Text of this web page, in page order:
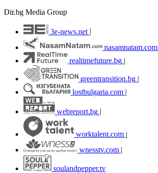
Dir.bg Media Group
3e-news.net
nasamnatam.com
realtimefuture.bg |
greentransition.bg |
lostbulgaria.com |
webreport.bg
worktalent.com |
wnesstv.com |
soulandpepper.tv